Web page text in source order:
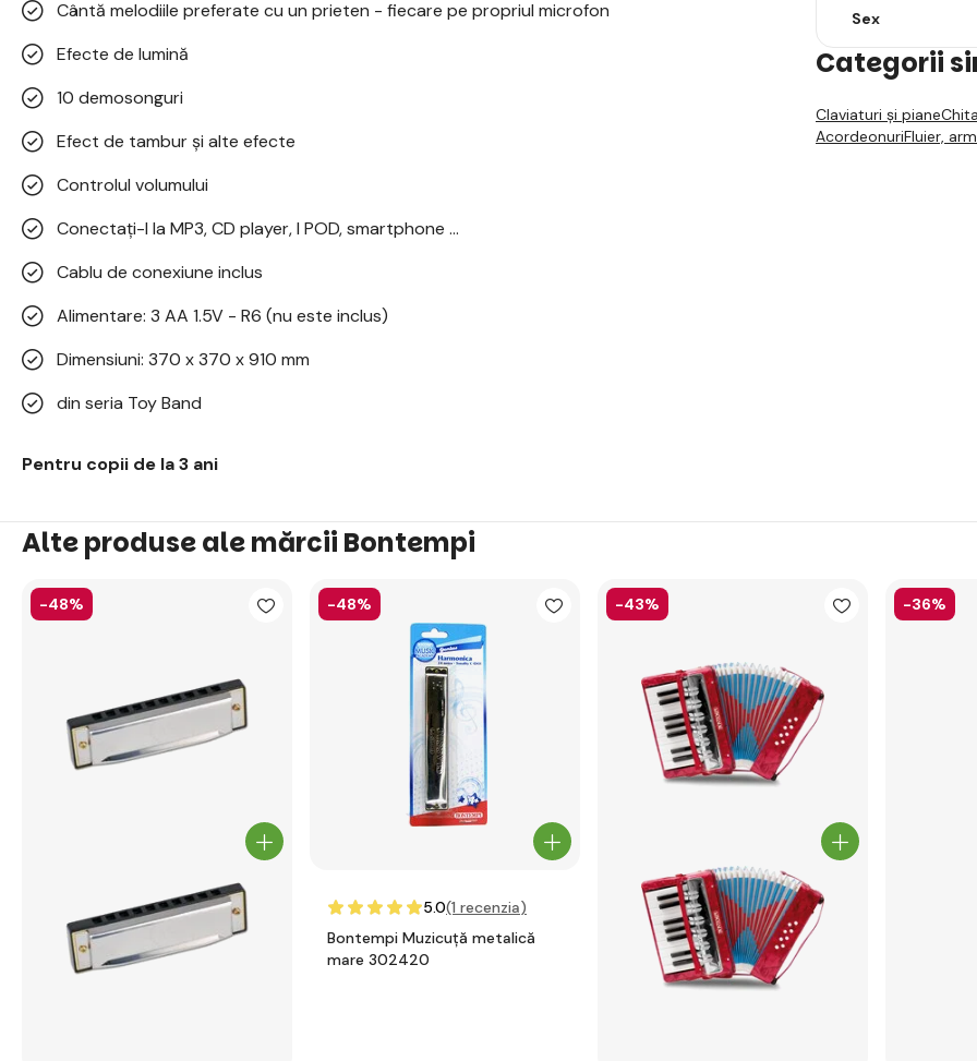
Cântă melodiile preferate cu un prieten - fiecare pe propriul microfon
Efecte de lumină
10 demosonguri
Efect de tambur și alte efecte
Controlul volumului
Conectați-l la MP3, CD player, I POD, smartphone ...
Cablu de conexiune inclus
Alimentare: 3 AA 1.5V - R6 (nu este inclus)
Dimensiuni: 370 x 370 x 910 mm
din seria Toy Band
Pentru copii de la 3 ani
Sex
Categorii
Claviaturi și piane
AcordeonuriFluier,
Alte produse ale mărcii Bontempi
-48% -48%
5.0(1 recenzia)
Bontempi Muzicuță metalică
mare 302420
-43% -36%